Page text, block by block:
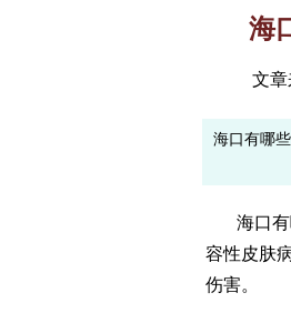
海
文
海口有哪
海口有
容性皮肤
伤害。